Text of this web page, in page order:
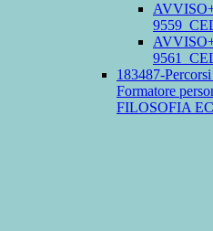
183487-
Formatore
FILOSOFIA